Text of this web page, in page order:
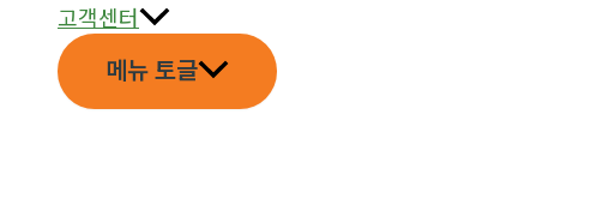
고객센터
메뉴 토글